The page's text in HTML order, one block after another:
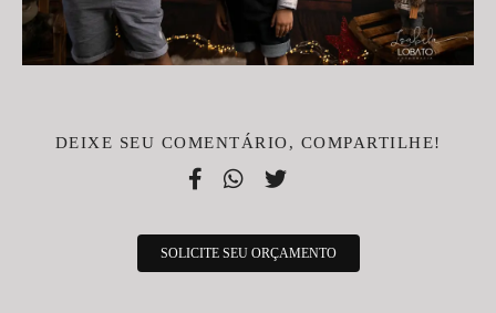
DEIXE SEU COMENTÁRIO, COMPARTILHE!
SOLICITE SEU ORÇAMENTO